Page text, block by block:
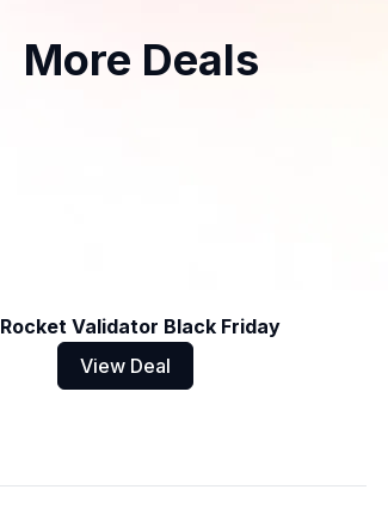
More Deals
Rocket Validator Black Friday
View Deal